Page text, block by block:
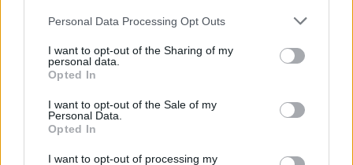
Personal Data Processing Opt Outs
I want to opt-out of the Sharing of my
personal data.
Opted In
I want to opt-out of the Sale of my
Personal Data.
Opted In
I want to opt-out of processing my
μουσικών θα εξετάσει όλες τις συμμετοχές,
και θαανακοινώσει τους νικητές
καιInstagramτου ΙΕΚ ΑΛΦΑ
Τελευταία ημέρα
ορίζεταιη 9ηΣεπτεμβρίου.